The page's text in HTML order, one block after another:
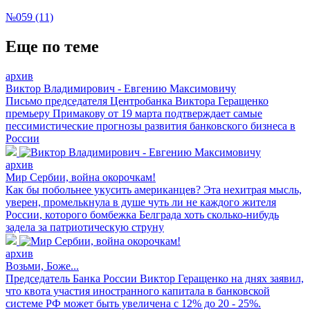
№059 (11)
Еще по теме
архив
Виктор Владимирович - Евгению Максимовичу
Письмо председателя Центробанка Виктора Геращенко
премьеру Примакову от 19 марта подтверждает самые
пессимистические прогнозы развития банковского бизнеса в
России
архив
Мир Сербии, война окорочкам!
Как бы побольнее укусить американцев? Эта нехитрая мысль,
уверен, промелькнула в душе чуть ли не каждого жителя
России, которого бомбежка Белграда хоть сколько-нибудь
задела за патриотическую струну
архив
Возьми, Боже...
Председатель Банка России Виктор Геращенко на днях заявил,
что квота участия иностранного капитала в банковской
системе РФ может быть увеличена с 12% до 20 - 25%.